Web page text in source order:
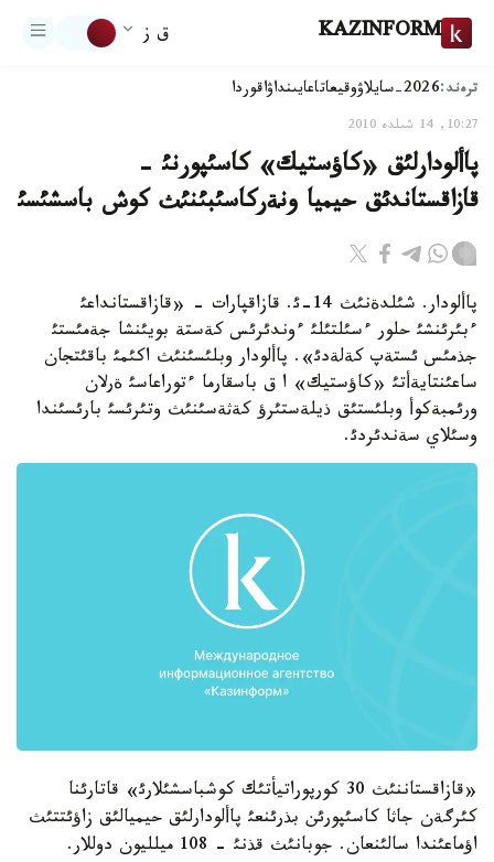
KAZINFORM ق ز
ترەند:2026-سايلاۋ وقيعاتاعايىنداۋاقوردا
10:27, 14 شىلدە 2010
پاألودارلئق «كاؤستيك» كاسئپورنئ -
قازاقستاندئق حيميا ونةركاسئبئنئث كوش باسشئسئ
پاألودار. شئلدةنئث 14-ئ. قازاقپارات - «قازاقستانداعئ
ءبئرئنشئ حلور ءسئلتئلئ ءوندئرئس كةستة بويئنشا جةمئستئ
جذمئس ئستةپ كةلةدئ». پاألودار وبلئسئنئث اكئمئ باقئتجان
ساعئنتايةأتئ «كاؤستيك» ا ق باسقارما ءتوراعاسئ ةرلان
ورئمبةكوأ وبلئستئق ذيلةستئرؤ كةثةسئنئث وتئرئسئ بارئسئندا
وسئلاي سةندئردئ.
«قازاقستاننئث 30 كورپوراتيأتئك كوشباسشئلارئ» قاتارئنا
كئرگةن جاثا كاسئپورئن بذرئنعئ پاألودارلئق حيميالئق زاؤئتتئث
اؤماعئندا سالئنعان. جوبانئث قذنئ - 108 ميلليون دوللار.